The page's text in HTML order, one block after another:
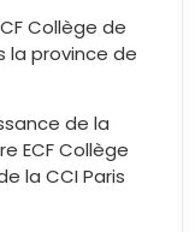
Collège de
la province de
de la
ECF Collège
la CCI Paris